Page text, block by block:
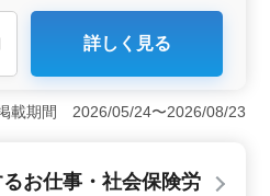
事務所
士のお仕事＞ 埼玉県坂戸市
送業界に特化した社労士を募
おいて重要な就業規則の作成
士資格を活かしてキャリア
詳しく見る
載期間 2026/05/24〜2026/08/23
お仕事・社会保険労